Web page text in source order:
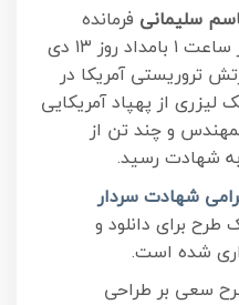
سلیمانی فرمانده
سابق نیروی قدس سپاه در ساعت ۱ بامداد روز ۱۳ دی
ارتش تروریستی آمریکا در
بر اثر حمله ۳ موشک لیزری از پهپاد آمریکایی
و چند تن از
شهادت رسید.
شهادت سردار
برای دانلود و
شده است.
سعی بر طراحی